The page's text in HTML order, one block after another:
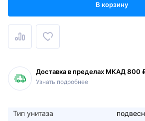
В корзину
Доставка в пределах МКАД 800
Узнать подробнее
Тип унитаза